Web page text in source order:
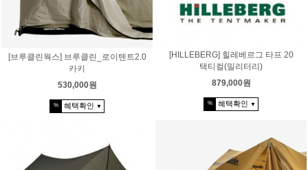
[브루클린웍스] 브루클린_로이텐트2.0
카키
530,000원
% 혜택확인 ▼
[HILLEBERG] 힐레베르그 타프 20
택티컬(밀리터리)
879,000원
% 혜택확인 ▼